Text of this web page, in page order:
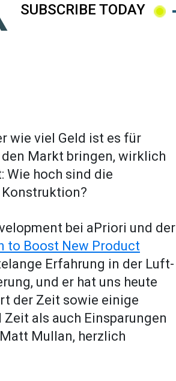
SUBSCRIBE TODAY
wie viel Geld ist es für
Markt bringen, wirklich
Wie hoch sind die
bei aPriori und der
to Boost New Product
Erfahrung in der Luft-
und er hat uns heute
der Zeit sowie einige
als auch Einsparungen
Mullan, herzlich